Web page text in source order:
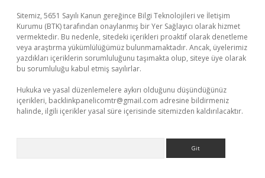
Sitemiz, 5651 Sayılı Kanun gereğince Bilgi Teknolojileri ve İletişim
Kurumu (BTK) tarafından onaylanmış bir Yer Sağlayıcı olarak hizmet
vermektedir. Bu nedenle, sitedeki içerikleri proaktif olarak denetleme
veya araştırma yükümlülüğümüz bulunmamaktadır. Ancak, üyelerimiz
yazdıkları içeriklerin sorumluluğunu taşımakta olup, siteye üye olarak
bu sorumluluğu kabul etmiş sayılırlar.
Hukuka ve yasal düzenlemelere aykırı olduğunu düşündüğünüz
içerikleri, backlinkpanelicomtr@gmail.com adresine bildirmeniz
halinde, ilgili içerikler yasal süre içerisinde sitemizden kaldırılacaktır.